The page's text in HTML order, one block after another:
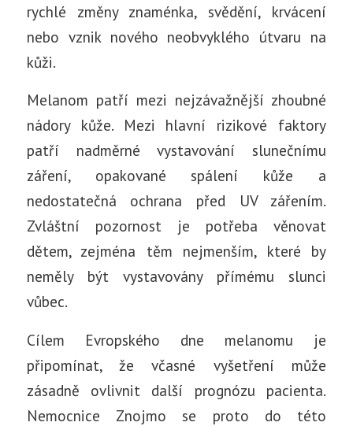
rychlé změny znaménka, svědění, krvácení
nebo vznik nového neobvyklého útvaru na
kůži.
Melanom patří mezi nejzávažnější zhoubné
nádory kůže. Mezi hlavní rizikové faktory
patří nadměrné vystavování slunečnímu
záření, opakované spálení kůže a
nedostatečná ochrana před UV zářením.
Zvláštní pozornost je potřeba věnovat
dětem, zejména těm nejmenším, které by
neměly být vystavovány přímému slunci
vůbec.
Cílem Evropského dne melanomu je
připomínat, že včasné vyšetření může
zásadně ovlivnit další prognózu pacienta.
Nemocnice Znojmo se proto do této